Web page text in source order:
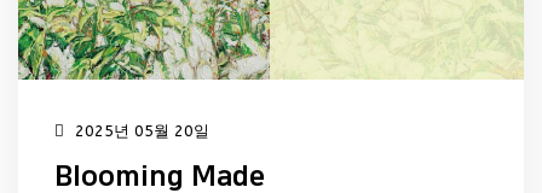
2025년 05월 20일
Blooming Made